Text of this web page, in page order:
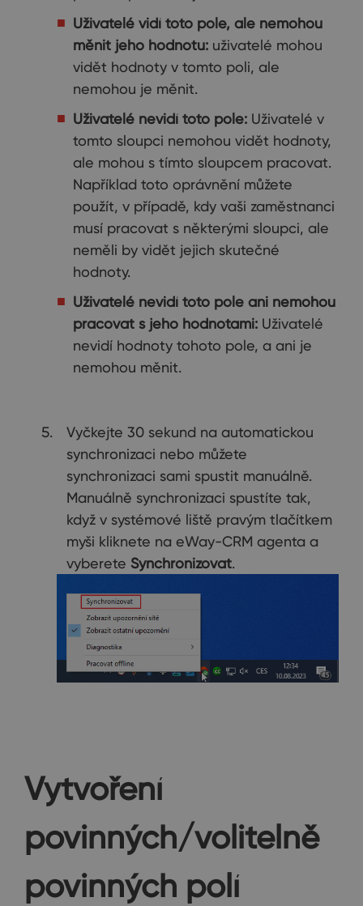
Uživatelé vidí toto pole, ale nemohou
měnit jeho hodnotu: uživatelé mohou
vidět hodnoty v tomto poli, ale
nemohou je měnit.
Uživatelé nevidí toto pole: Uživatelé v
tomto sloupci nemohou vidět hodnoty,
ale mohou s tímto sloupcem pracovat.
Například toto oprávnění můžete
použít, v případě, kdy vaši zaměstnanci
musí pracovat s některými sloupci, ale
neměli by vidět jejich skutečné
hodnoty.
Uživatelé nevidí toto pole ani nemohou
pracovat s jeho hodnotami: Uživatelé
nevidí hodnoty tohoto pole, a ani je
nemohou měnit.
Vyčkejte 30 sekund na automatickou
synchronizaci nebo můžete
synchronizaci sami spustit manuálně.
Manuálně synchronizaci spustíte tak,
když v systémové liště pravým tlačítkem
myši kliknete na eWay-CRM agenta a
vyberete Synchronizovat.
Vytvoření
povinných/volitelně
povinných polí